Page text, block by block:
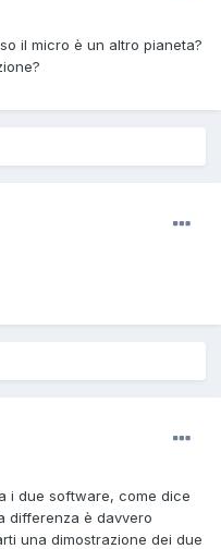
il micro è un altro pianeta?
i due software, come dice
differenza è davvero
una dimostrazione dei due